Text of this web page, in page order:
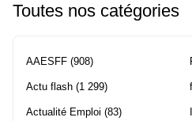
Toutes nos catégories
AAESFF (908)
Actu flash (1 299)
Actualité Emploi (83)